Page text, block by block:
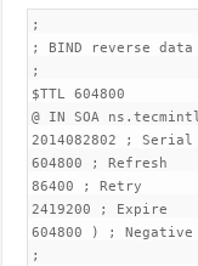
;
; BIND reverse
;
$TTL 604800
@ IN SOA
2014082802 ; Serial
604800 ; Refresh
86400 ; Retry
2419200 ; Expire
604800 ) ; Negative
;